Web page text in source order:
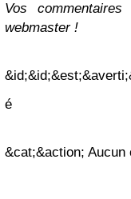
Vos
webmaster !
é
&cat;&action; Aucun